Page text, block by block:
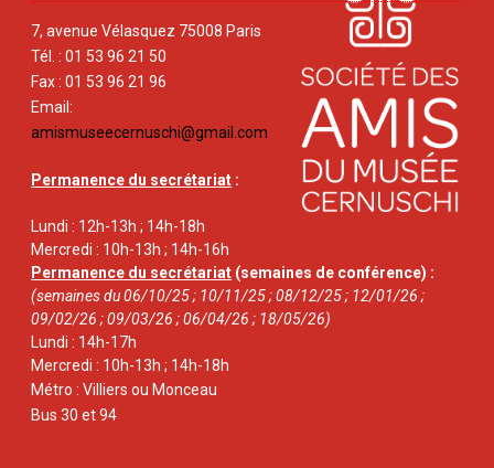
7, avenue Vélasquez 75008 Paris
Tél. : 01 53 96 21 50
Fax : 01 53 96 21 96
Email:
amismuseecernuschi@gmail.com
Permanence du secrétariat :
Lundi : 12h-13h ; 14h-18h
Mercredi : 10h-13h ; 14h-16h
Permanence du secrétariat (semaines de conférence) :
(semaines du 06/10/25 ; 10/11/25 ; 08/12/25 ; 12/01/26 ;
09/02/26 ; 09/03/26 ; 06/04/26 ; 18/05/26)
Lundi : 14h-17h
Mercredi : 10h-13h ; 14h-18h
Métro : Villiers ou Monceau
Bus 30 et 94